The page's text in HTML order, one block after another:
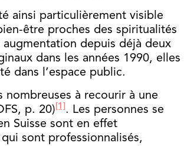
ainsi particulièrement visible
être proches des spiritualités
depuis déjà deux
dans les années 1990, elles
dans l’espace public.
nombreuses à recourir à une
p. 20) [1] . Les personnes se
Suisse sont en effet
sont professionnalisés,